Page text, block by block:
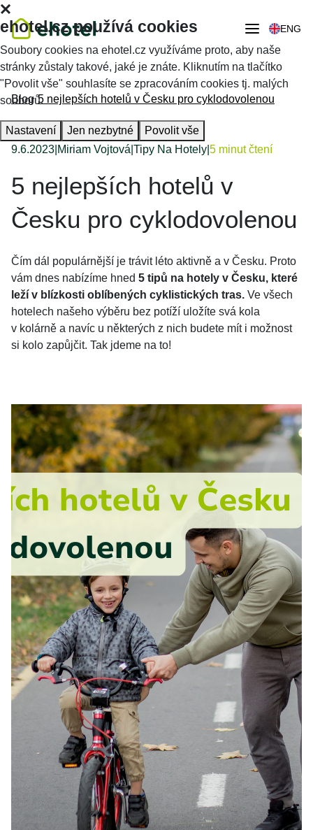
ENG
Blog 5 nejlepších hotelů v Česku pro cyklodovolenou
9.6.2023 Miriam Vojtová Tipy Na Hotely 5 minut čtení
5 nejlepších hotelů v
Česku pro cyklodovolenou
Čím dál populárnější je trávit léto aktivně a v Česku. Proto
vám dnes nabízíme hned 5 tipů na hotely v Česku, které
leží v blízkosti oblíbených cyklistických tras. Ve všech
hotelech našeho výběru bez potíží uložíte svá kola
v kolárně a navíc u některých z nich budete mít i možnost
si kolo zapůjčit. Tak jdeme na to!
ehotel.cz používá cookies
Soubory cookies na ehotel.cz využíváme proto, aby naše
stránky zůstaly takové, jaké je znáte. Kliknutím na tlačítko
"Povolit vše" souhlasíte se zpracováním cookies tj. malých
souborů.
Nastavení Jen nezbytné Povolit vše